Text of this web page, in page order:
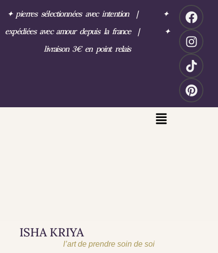
✦ pierres sélectionnées avec intention |
✦
expédiées avec amour depuis la france |
✦
livraison 3€ en point relais
ISHA KRIYA
l’art de prendre soin de soi